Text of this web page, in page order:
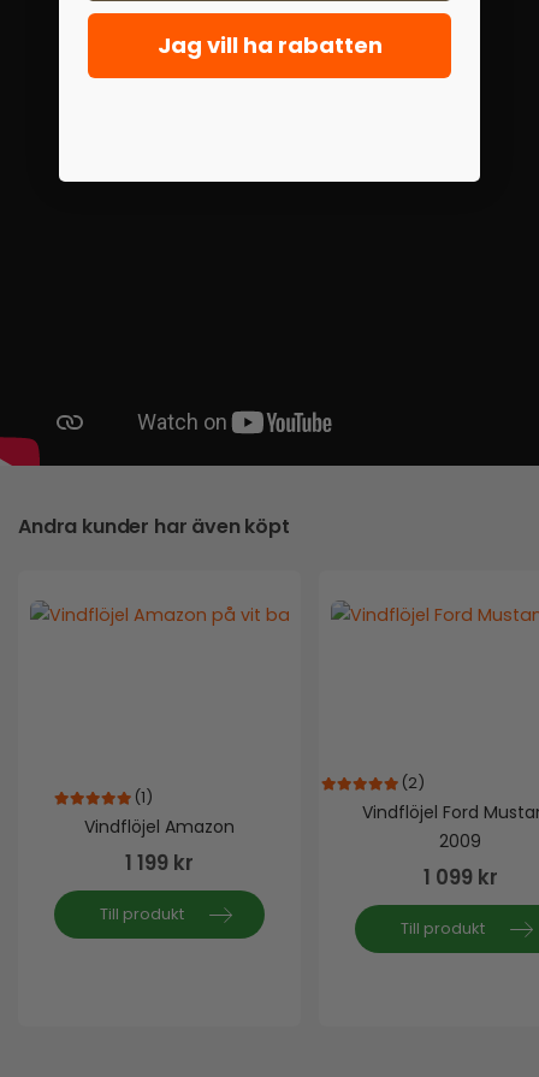
Andra kunder har även köpt
5.00out of 5
(1)
Vindflöjel Amazon
1 199 kr
Till produkt
out of 5
(2)
Vindflöjel Ford
2009
1 099 kr
Till produkt
Jag vill ha rabatten